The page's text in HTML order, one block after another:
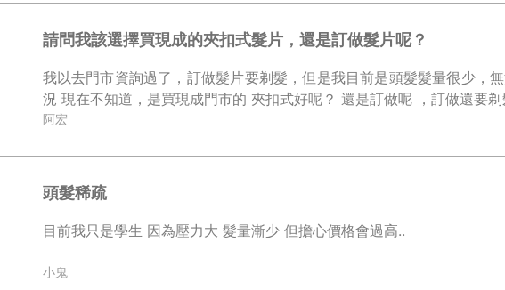
請問我該選擇買現成的夾扣式髮片，還是訂做髮片呢？
我以去門市資詢過了，訂做髮片要剃髮，但是我目前是頭髮髮量很少，
況 現在不知道，是買現成門市的 夾扣式好呢？ 還是訂做呢 ，訂做還要
阿宏
頭髮稀疏
目前我只是學生 因為壓力大 髮量漸少 但擔心價格會過高..
小鬼